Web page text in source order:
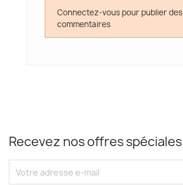
Connectez-vous pour publier des
commentaires
Recevez nos offres spéciales